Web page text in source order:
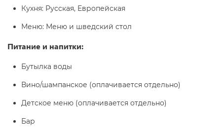
Кухня: Русская, Европейская
Меню: Меню и шведский стол
Питание и напитки:
Бутылка воды
Вино/шампанское (оплачивается отдельно)
Детское меню (оплачивается отдельно)
Бар